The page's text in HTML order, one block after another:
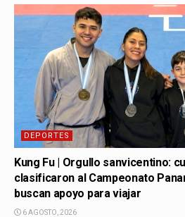
DEPORTES
Kung Fu | Orgullo sanvicentino:
clasificaron al Campeonato
buscan apoyo para viajar
6 AGOSTO, 2026